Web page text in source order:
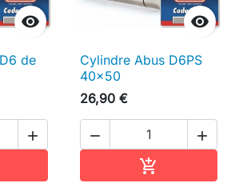

de


Cylindre Abus D6PS
40x50
26,90 €
 
